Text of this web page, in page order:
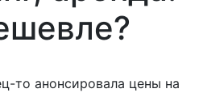
то анонсировала цены на